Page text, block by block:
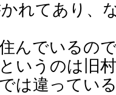
れてあり、
んでいるの
いうのは旧
は違ってい